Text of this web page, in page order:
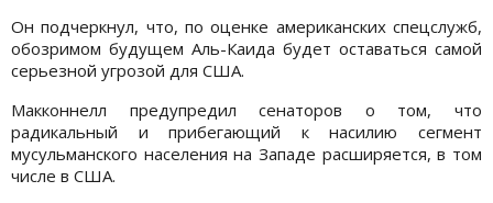
Он подчеркнул, что, по оценке американских спецслужб,
обозримом будущем Аль-Каида будет оставаться самой
серьезной угрозой для США.
Макконнелл предупредил сенаторов о том, что
радикальный и прибегающий к насилию сегмент
мусульманского населения на Западе расширяется, в том
числе в США.